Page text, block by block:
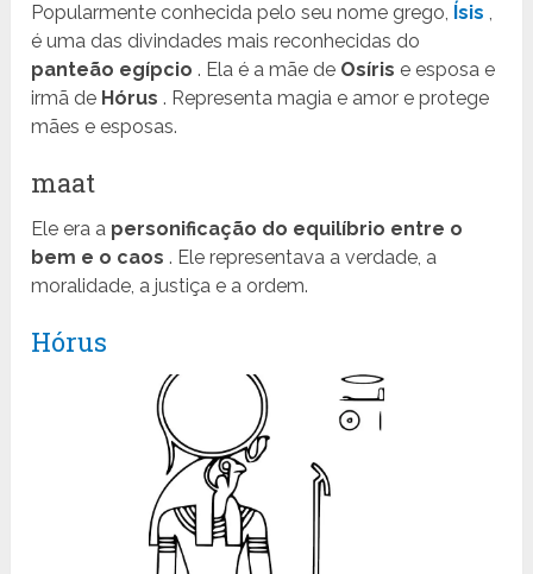
Popularmente conhecida pelo seu nome grego, Ísis ,
é uma das divindades mais reconhecidas do
panteão egípcio . Ela é a mãe de Osíris e esposa e
irmã de Hórus . Representa magia e amor e protege
mães e esposas.
maat
Ele era a personificação do equilíbrio entre o
bem e o caos . Ele representava a verdade, a
moralidade, a justiça e a ordem.
Hórus